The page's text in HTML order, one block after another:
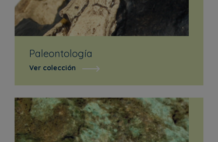
Paleontología
Ver colección